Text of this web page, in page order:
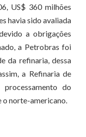
US$ 360 milhões
havia sido avaliada
a obrigações
a Petrobras foi
da refinaria, dessa
a Refinaria de
do
o norte-americano.